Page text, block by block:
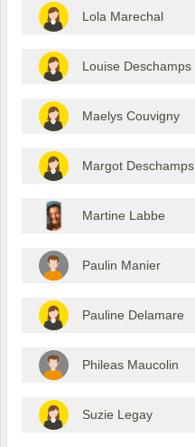
Lola Marechal
Louise Deschamps
Maelys Couvigny
Margot Deschamps
Martine Labbe
Paulin Manier
Pauline Delamare
Phileas Maucolin
Suzie Legay